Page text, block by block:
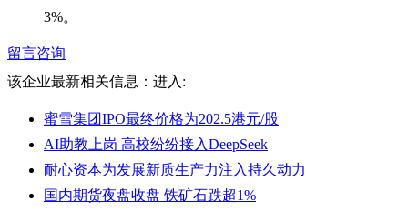
3%。
留言咨询
该企业最新相关信息： 进入:
蜜雪集团IPO最终价格为202.5港元/股
AI助教上岗 高校纷纷接入DeepSeek
耐心资本为发展新质生产力注入持久动力
国内期货夜盘收盘 铁矿石跌超1%